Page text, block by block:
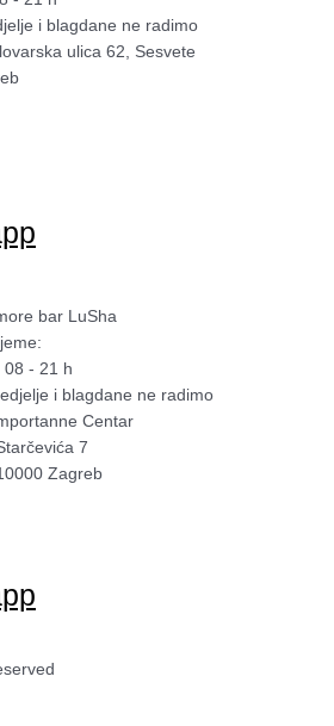
i blagdane ne radimo
ulica 62, Sesvete
bar LuSha
08 - 21 h
i blagdane ne radimo
Centar
7
Zagreb